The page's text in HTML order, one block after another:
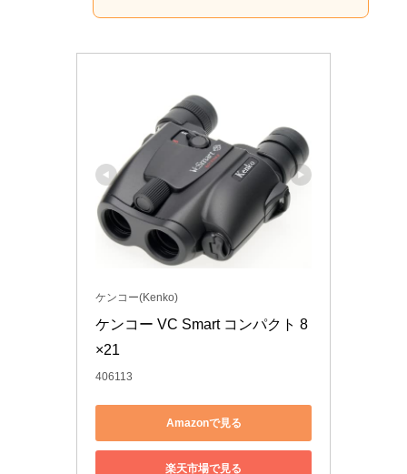
ケンコー(Kenko)
ケンコー VC Smart コンパクト 8
×21
406113
Amazonで見る
楽天市場で見る